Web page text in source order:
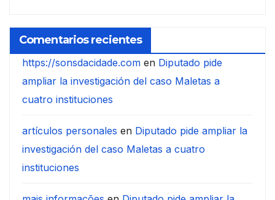
Comentarios recientes
https://sonsdacidade.com en Diputado pide
ampliar la investigación del caso Maletas a
cuatro instituciones
artículos personales en Diputado pide ampliar la
investigación del caso Maletas a cuatro
instituciones